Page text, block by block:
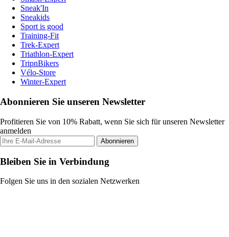
Sneak'In
Sneakids
Sport is good
Training-Fit
Trek-Expert
Triathlon-Expert
TripnBikers
Vélo-Store
Winter-Expert
Abonnieren Sie unseren Newsletter
Profitieren Sie von 10% Rabatt, wenn Sie sich für unseren Newsletter
anmelden
Abonnieren
Bleiben Sie in Verbindung
Folgen Sie uns in den sozialen Netzwerken